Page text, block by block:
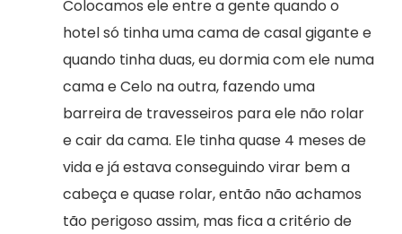
Colocamos ele entre a gente quando o
hotel só tinha uma cama de casal gigante e
quando tinha duas, eu dormia com ele numa
cama e Celo na outra, fazendo uma
barreira de travesseiros para ele não rolar
e cair da cama. Ele tinha quase 4 meses de
vida e já estava conseguindo virar bem a
cabeça e quase rolar, então não achamos
tão perigoso assim, mas fica a critério de